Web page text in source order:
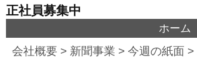
正社員募集中
ホーム
会社概要 > 新聞事業 > 今週の紙面 >